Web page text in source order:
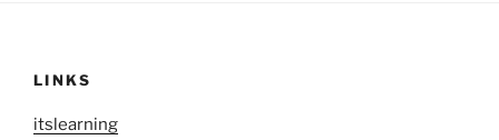
LINKS
itslearning